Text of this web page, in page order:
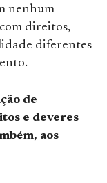
nenhum
direitos,
diferentes
de
e deveres
aos